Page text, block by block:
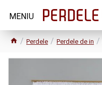
Perdele Perdele de in